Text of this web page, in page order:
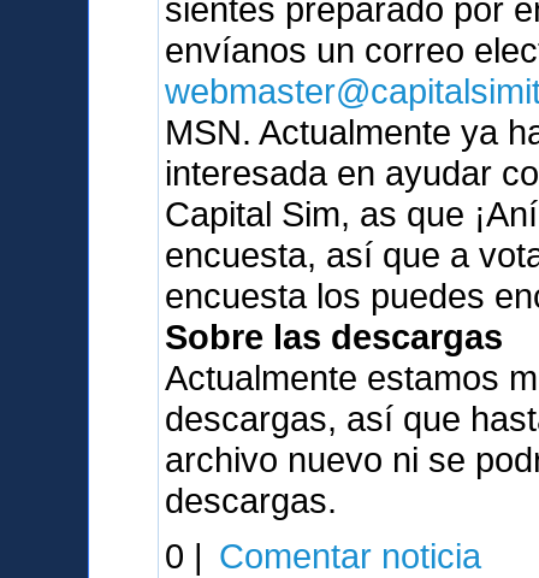
sientes preparado por
envíanos un correo
MSN. Actualmente ya
interesada en ayudar
Capital Sim, as que
encuesta, así que a
encuesta los puedes
Sobre las descargas
Actualmente estamos
descargas, así que
archivo nuevo ni se
descargas.
0 | Comentar noticia